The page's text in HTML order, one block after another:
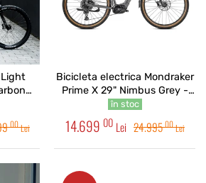
00Lei
Bicicleta electrica Mondraker
Prime X 29" Nimbus Grey -
Graphite - Desert Grey
în stoc
14.699 00 Lei 24.99500Lei